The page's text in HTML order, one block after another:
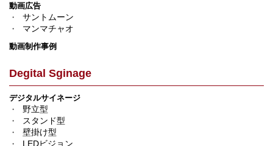
動画広告
サントムーン
マンマチャオ
動画制作事例
Degital Sginage
デジタルサイネージ
野立型
スタンド型
壁掛け型
LEDビジョン